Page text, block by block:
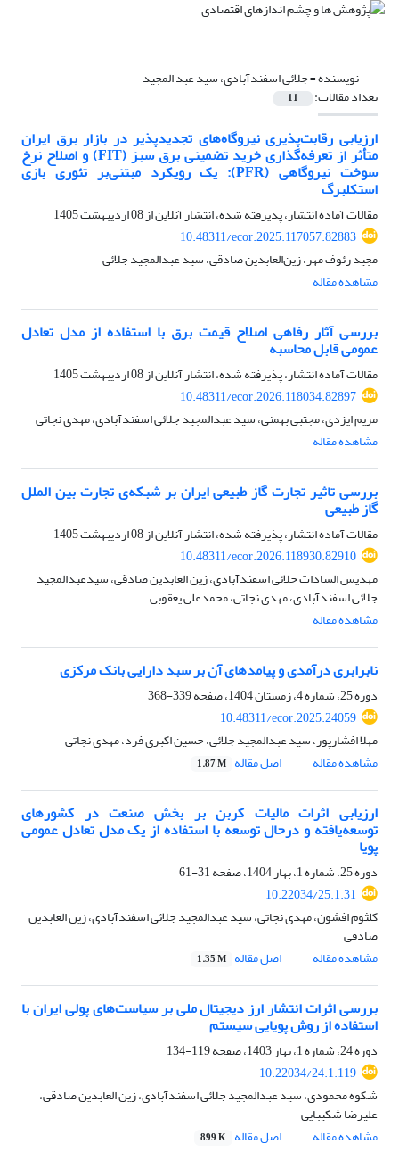
نویسنده =جلائی اسفندآبادی، سید عبد المجید
تعداد مقالات: 11
ارزیابی رقابت‌پذیری نیروگاه‌های تجدیدپذیر در بازار برق ایران
متأثر از تعرفه‌گذاری خرید تضمینی برق سبز (FIT) و اصلاح نرخ
سوخت نیروگاهی (PFR): یک رویکرد مبتنی‌بر تئوری بازی
استکلبرگ
مقالات آماده انتشار، پذیرفته شده، انتشار آنلاین از08 اردیبهشت 1405
10.48311/ecor.2025.117057.82883
مجید رئوف مهر، زین‌العابدین صادقی، سید عبدالمجید جلائی
مشاهده مقاله
بررسی آثار رفاهی اصلاح قیمت برق با استفاده از مدل تعادل
عمومی قابل محاسبه
مقالات آماده انتشار، پذیرفته شده، انتشار آنلاین از08 اردیبهشت 1405
10.48311/ecor.2026.118034.82897
مریم ایزدی، مجتبی بهمنی، سید عبدالمجید جلائی اسفندآبادی، مهدی نجاتی
مشاهده مقاله
بررسی تاثیر تجارت گاز طبیعی ایران بر شبکه‌ی تجارت بین الملل
گاز طبیعی
مقالات آماده انتشار، پذیرفته شده، انتشار آنلاین از08 اردیبهشت 1405
10.48311/ecor.2026.118930.82910
مهدیس السادات جلائی اسفندآبادی، زین العابدین صادقی، سیدعبدالمجید
جلائی اسفندآبادی، مهدی نجاتی، محمدعلی یعقوبی
مشاهده مقاله
نابرابری درآمدی و پیامدهای آن بر سبد دارایی‌ بانک مرکزی
دوره 25، شماره 4، زمستان 1404، صفحه
339-368
10.48311/ecor.2025.24059
مهلا افشارپور، سید عبدالمجید جلائی، حسین اکبری فرد، مهدی نجاتی
مشاهده مقاله
اصل مقاله 1.87 M
ارزیابی اثرات مالیات کربن بر بخش صنعت در کشورهای
توسعه‌یافته و درحال توسعه با استفاده از یک مدل تعادل عمومی
پویا
دوره 25، شماره 1، بهار 1404، صفحه
31-61
10.22034/25.1.31
کلثوم افشون، مهدی نجاتی، سید عبدالمجید جلائی اسفندآبادی، زین العابدین
صادقی
مشاهده مقاله
اصل مقاله 1.35 M
بررسی اثرات انتشار ارز دیجیتال ملی بر سیاست‌های پولی ایران با
استفاده از روش پویایی سیستم
دوره 24، شماره 1، بهار 1403، صفحه
119-134
10.22034/24.1.119
شکوه محمودی، سید عبدالمجید جلائی اسفندآبادی، زین العابدین صادقی،
علیرضا شکیبایی
مشاهده مقاله
اصل مقاله 899 K